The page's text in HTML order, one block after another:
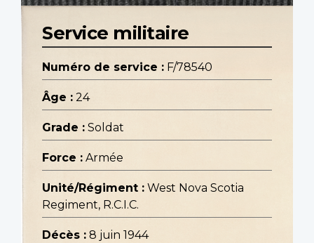
Service militaire
Numéro de service : F/78540
Âge : 24
Grade : Soldat
Force : Armée
Unité/Régiment : West Nova Scotia
Regiment, R.C.I.C.
Décès : 8 juin 1944